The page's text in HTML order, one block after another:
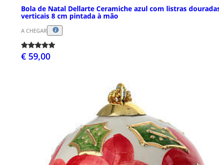
Bola de Natal Dellarte Ceramiche azul com listras
verticais 8 cm pintada à mão
A CHEGAR
€ 59,00